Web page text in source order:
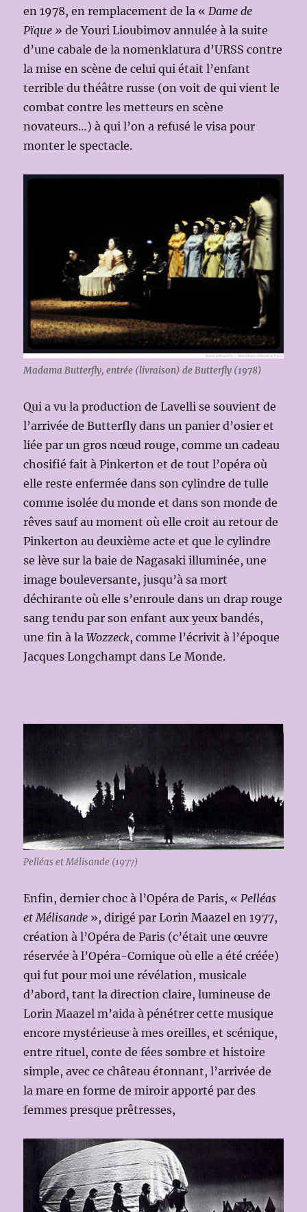
en 1978, en remplacement de la « Dame de
Pïque » de Youri Lioubimov annulée à la suite
d’une cabale de la nomenklatura d’URSS contre
la mise en scène de celui qui était l’enfant
terrible du théâtre russe (on voit de qui vient le
combat contre les metteurs en scène
novateurs…) à qui l’on a refusé le visa pour
monter le spectacle.
Madama Butterfly, entrée (livraison) de Butterfly (1978)
Qui a vu la production de Lavelli se souvient de
l’arrivée de Butterfly dans un panier d’osier et
liée par un gros nœud rouge, comme un cadeau
chosifié fait à Pinkerton et de tout l’opéra où
elle reste enfermée dans son cylindre de tulle
comme isolée du monde et dans son monde de
rêves sauf au moment où elle croit au retour de
Pinkerton au deuxième acte et que le cylindre
se lève sur la baie de Nagasaki illuminée, une
image bouleversante, jusqu’à sa mort
déchirante où elle s’enroule dans un drap rouge
sang tendu par son enfant aux yeux bandés,
une fin à laWozzeck, comme l’écrivit à l’époque
Jacques Longchampt dans Le Monde.
Pelléas et Mélisande (1977)
Enfin, dernier choc à l’Opéra de Paris, « Pelléas
et Mélisande », dirigé par Lorin Maazel en 1977,
création à l’Opéra de Paris (c’était une œuvre
réservée à l’Opéra-Comique où elle a été créée)
qui fut pour moi une révélation, musicale
d’abord, tant la direction claire, lumineuse de
Lorin Maazel m’aida à pénétrer cette musique
encore mystérieuse à mes oreilles, et scénique,
entre rituel, conte de fées sombre et histoire
simple, avec ce château étonnant, l’arrivée de
la mare en forme de miroir apporté par des
femmes presque prêtresses,